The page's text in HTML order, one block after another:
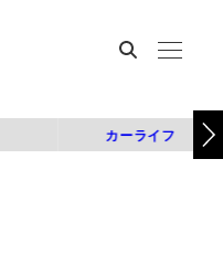
カーライフ